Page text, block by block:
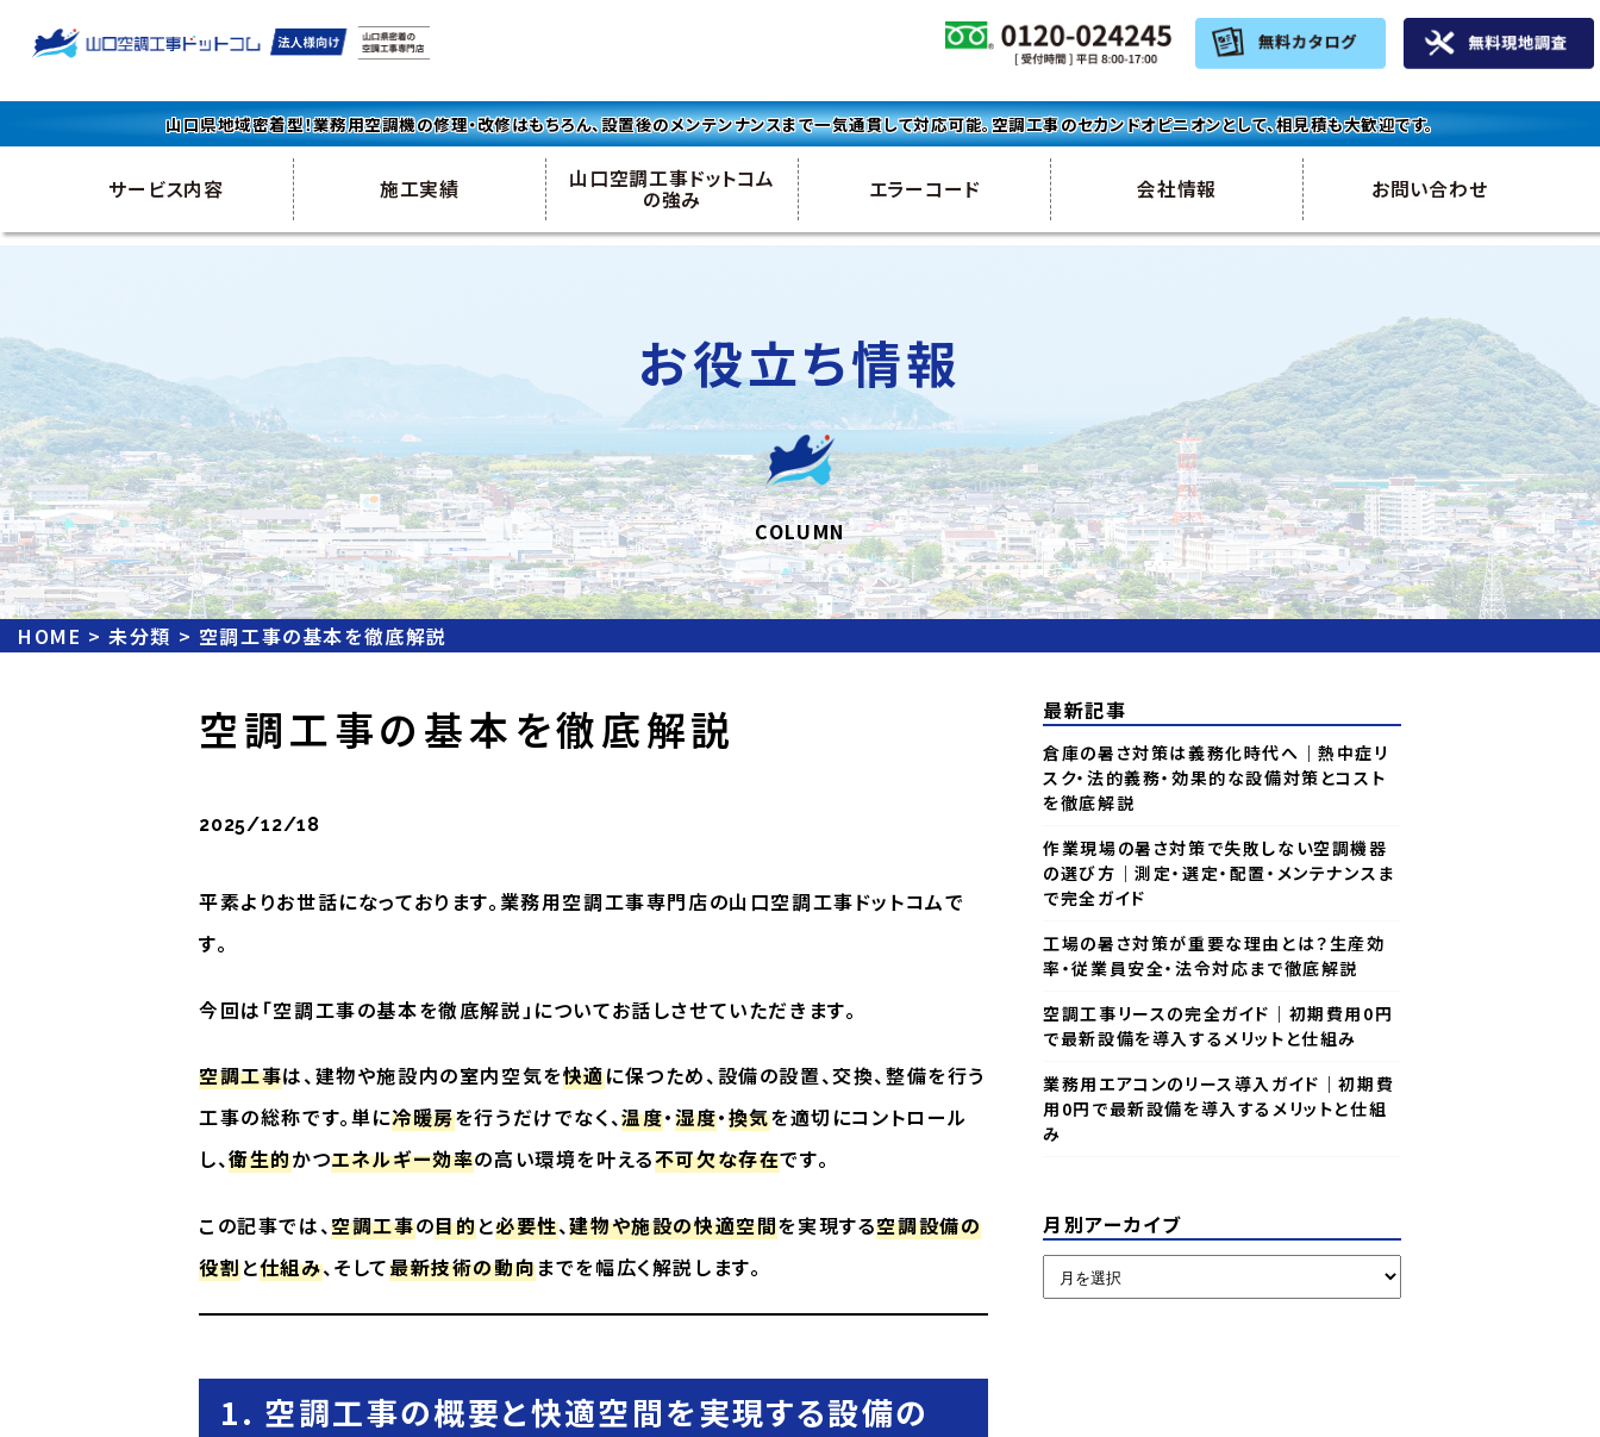
山口県地域密着型！業務用空調機の修理・改修はもちろん、設置後のメンテンナンスまで一気通貫して対応可能。空調工事のセカンドオピニオンとして、相見積も大歓迎です。
サービス内容 施工実績 山口空調工事ドットコム
の強み エラーコード 会社情報 お問い合わせ
お役立ち情報
COLUMN
HOME >未分類 > 空調工事の基本を徹底解説
空調工事の基本を徹底解説
2025/12/18
平素よりお世話になっております。業務用空調工事専門店の山口空調工事ドットコムで
す。
今回は「空調工事の基本を徹底解説」についてお話しさせていただきます。
空調工事は、建物や施設内の室内空気を快適に保つため、設備の設置、交換、整備を行う
工事の総称です。単に冷暖房を行うだけでなく、温度・湿度・換気を適切にコントロール
し、衛生的かつエネルギー効率の高い環境を叶える不可欠な存在です。
この記事では、空調工事の目的と必要性、建物や施設の快適空間を実現する空調設備の
役割と仕組み、そして最新技術の動向までを幅広く解説します。
1. 空調工事の概要と快適空間を実現する設備の
最新記事
倉庫の暑さ対策は義務化時代へ｜熱中症リ
スク・法的義務・効果的な設備対策とコスト
を徹底解説
作業現場の暑さ対策で失敗しない空調機器
の選び方｜測定・選定・配置・メンテナンスま
で完全ガイド
工場の暑さ対策が重要な理由とは？生産効
率・従業員安全・法令対応まで徹底解説
空調工事リースの完全ガイド｜初期費用0円
で最新設備を導入するメリットと仕組み
業務用エアコンのリース導入ガイド｜初期費
用0円で最新設備を導入するメリットと仕組
み
月別アーカイブ